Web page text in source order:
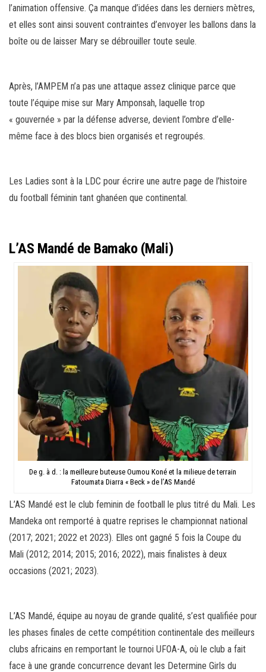
l’animation offensive. Ça manque d’idées dans les derniers mètres,
et elles sont ainsi souvent contraintes d’envoyer les ballons dans la
boîte ou de laisser Mary se débrouiller toute seule.
Après, l’AMPEM n’a pas une attaque assez clinique parce que
toute l’équipe mise sur Mary Amponsah, laquelle trop
« gouvernée » par la défense adverse, devient l’ombre d’elle-
même face à des blocs bien organisés et regroupés.
Les Ladies sont à la LDC pour écrire une autre page de l’histoire
du football féminin tant ghanéen que continental.
L’AS Mandé de Bamako (Mali)
De g. à d. : la meilleure buteuse Oumou Koné et la milieue de terrain
Fatoumata Diarra « Beck » de l’AS Mandé
L’AS Mandé est le club feminin de football le plus titré du Mali. Les
Mandeka ont remporté à quatre reprises le championnat national
(2017; 2021; 2022 et 2023). Elles ont gagné 5 fois la Coupe du
Mali (2012; 2014; 2015; 2016; 2022), mais finalistes à deux
occasions (2021; 2023).
L’AS Mandé, équipe au noyau de grande qualité, s’est qualifiée pour
les phases finales de cette compétition continentale des meilleurs
clubs africains en remportant le tournoi UFOA-A, où le club a fait
face à une grande concurrence devant les Determine Girls du